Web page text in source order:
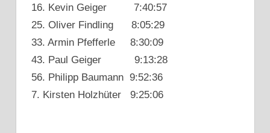
16. Kevin Geiger 7:40:57
25. Oliver Findling 8:05:29
33. Armin Pfefferle 8:30:09
43. Paul Geiger 9:13:28
56. Philipp Baumann 9:52:36
7. Kirsten Holzhüter 9:25:06